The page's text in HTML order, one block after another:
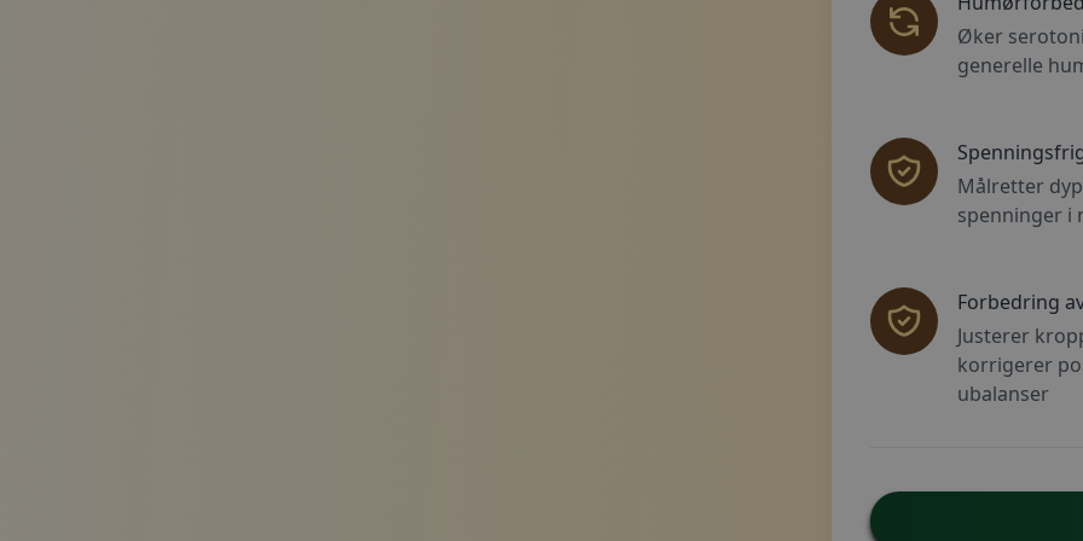
Øker
generelle
Målretter
spenninger i
Forbedring
Justerer
korrigerer
ubalanser